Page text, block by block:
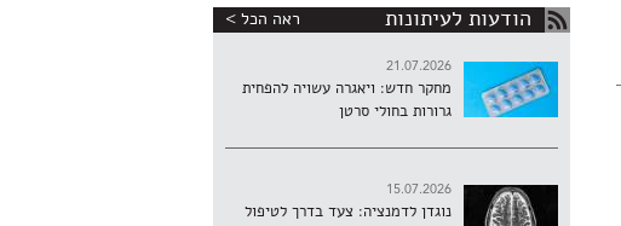
הודעות לעיתונות ראה הכל >
21.07.2026
מחקר חדש: ויאגרה עשויה להפחית
גרורות בחולי סרטן
15.07.2026
נוגדן לדמנציה: צעד בדרך לטיפול